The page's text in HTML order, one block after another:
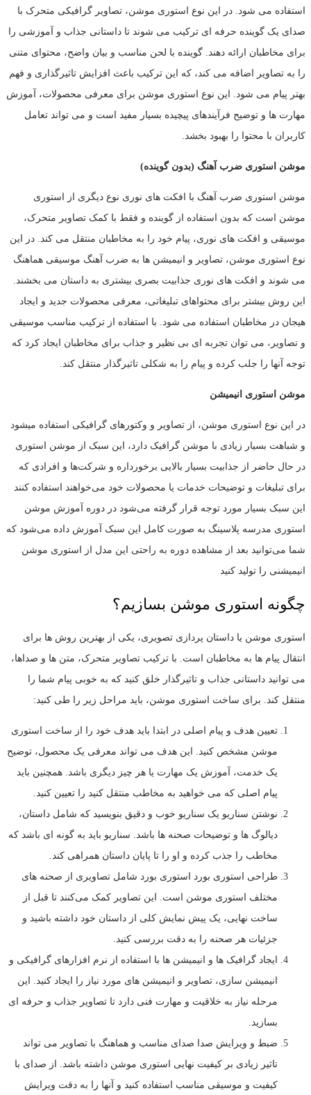
استفاده می شود. در این نوع استوری موشن، تصاویر گرافیکی متحرک با
صدای یک گوینده حرفه ای ترکیب می شوند تا داستانی جذاب و آموزشی را
برای مخاطبان ارائه دهند. گوینده با لحن مناسب و بیان واضح، محتوای متنی
را به تصاویر اضافه می کند، که این ترکیب باعث افزایش تاثیرگذاری و فهم
بهتر پیام می شود. این نوع استوری موشن برای معرفی محصولات، آموزش
مهارت ها و توضیح فرآیندهای پیچیده بسیار مفید است و می تواند تعامل
کاربران با محتوا را بهبود بخشد.
موشن استوری ضرب آهنگ (بدون گوینده)
موشن استوری ضرب آهنگ با افکت های نوری نوع دیگری از استوری
موشن است که بدون استفاده از گوینده و فقط با کمک تصاویر متحرک،
موسیقی و افکت های نوری، پیام خود را به مخاطبان منتقل می کند. در این
نوع استوری موشن، تصاویر و انیمیشن ها به ضرب آهنگ موسیقی هماهنگ
می شوند و افکت های نوری جذابیت بصری بیشتری به داستان می بخشند.
این روش بیشتر برای محتواهای تبلیغاتی، معرفی محصولات جدید و ایجاد
هیجان در مخاطبان استفاده می شود. با استفاده از ترکیب مناسب موسیقی
و تصاویر، می توان تجربه ای بی نظیر و جذاب برای مخاطبان ایجاد کرد که
توجه آنها را جلب کرده و پیام را به شکلی تاثیرگذار منتقل کند.
موشن استوری انیمیشن
در این نوع استوری موشن، از تصاویر و وکتورهای گرافیکی استفاده میشود
و شباهت بسیار زیادی با موشن گرافیک دارد، این سبک از موشن استوری
در حال حاضر از جذابیت بسیار بالایی برخورداره و شرکت‌ها و افرادی که
برای تبلیغات و توضیحات خدمات یا محصولات خود می‌خواهند استفاده کنند
این سبک بسیار مورد توجه قرار گرفته می‌شود در دوره آموزش موشن
استوری مدرسه پلاسینگ به صورت کامل این سبک آموزش داده می‌شود که
شما می‌توانید بعد از مشاهده دوره به راحتی این مدل از استوری موشن
انیمیشنی را تولید کنید
چگونه استوری موشن بسازیم؟
استوری موشن یا داستان پردازی تصویری، یکی از بهترین روش ها برای
انتقال پیام ها به مخاطبان است. با ترکیب تصاویر متحرک، متن ها و صداها،
می توانید داستانی جذاب و تاثیرگذار خلق کنید که به خوبی پیام شما را
منتقل کند. برای ساخت استوری موشن، باید مراحل زیر را طی کنید:
تعیین هدف و پیام اصلی در ابتدا باید هدف خود را از ساخت استوری
موشن مشخص کنید. این هدف می تواند معرفی یک محصول، توضیح
یک خدمت، آموزش یک مهارت یا هر چیز دیگری باشد. همچنین باید
پیام اصلی که می خواهید به مخاطب منتقل کنید را تعیین کنید.
نوشتن سناریو یک سناریو خوب و دقیق بنویسید که شامل داستان،
دیالوگ ها و توضیحات صحنه ها باشد. سناریو باید به گونه ای باشد که
مخاطب را جذب کرده و او را تا پایان داستان همراهی کند.
طراحی استوری بورد استوری بورد شامل تصاویری از صحنه های
مختلف استوری موشن است. این تصاویر کمک می‌کنند تا قبل از
ساخت نهایی، یک پیش نمایش کلی از داستان خود داشته باشید و
جزئیات هر صحنه را به دقت بررسی کنید.
ایجاد گرافیک ها و انیمیشن ها با استفاده از نرم افزارهای گرافیکی و
انیمیشن سازی، تصاویر و انیمیشن های مورد نیاز را ایجاد کنید. این
مرحله نیاز به خلاقیت و مهارت فنی دارد تا تصاویر جذاب و حرفه ای
بسازید.
ضبط و ویرایش صدا صدای مناسب و هماهنگ با تصاویر می تواند
تاثیر زیادی بر کیفیت نهایی استوری موشن داشته باشد. از صدای با
کیفیت و موسیقی مناسب استفاده کنید و آنها را به دقت ویرایش